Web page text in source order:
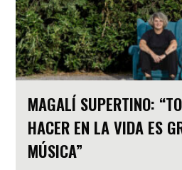
MAGALÍ SUPERTINO:
HACER EN LA VIDA ES
MÚSICA”